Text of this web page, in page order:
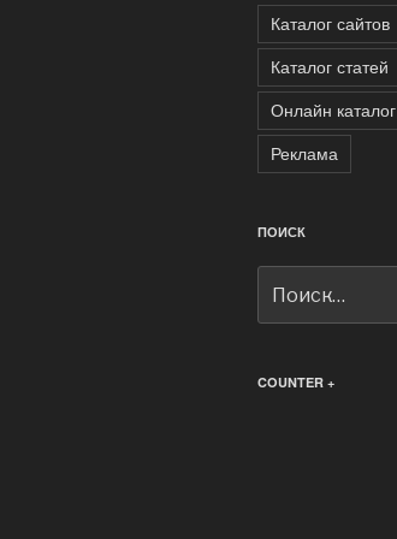
Каталог сайтов
Каталог статей
Онлайн каталог
Реклама
ПОИСК
COUNTER +